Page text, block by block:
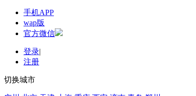
手机APP
wap版
官方微信
登录|
注册
切换城市